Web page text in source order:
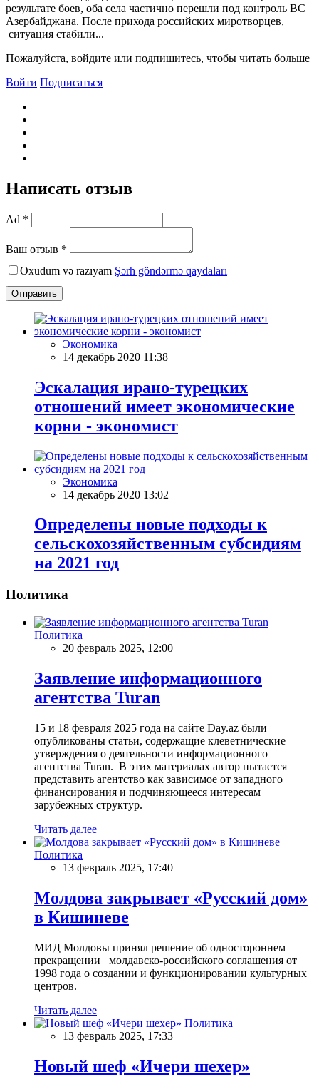
результате боев, оба села частично перешли под контроль ВС
Азербайджана. После прихода российских миротворцев,
ситуация стабили...
Пожалуйста, войдите или подпишитесь, чтобы читать больше
Войти Подписаться
Написать отзыв
Ad *
Ваш отзыв *
Oxudum və razıyam Şərh göndərmə qaydaları
Отправить
Экономика
14 декабрь 2020 11:38
Эскалация ирано-турецких
отношений имеет экономические
корни - экономист
Экономика
14 декабрь 2020 13:02
Определены новые подходы к
сельскохозяйственным субсидиям
на 2021 год
Политика
Политика
20 февраль 2025, 12:00
Заявление информационного
агентства Turan
15 и 18 февраля 2025 года на сайте Day.az были
опубликованы статьи, содержащие клеветнические
утверждения о деятельности информационного
агентства Turan. В этих материалах автор пытается
представить агентство как зависимое от западного
финансирования и подчиняющееся интересам
зарубежных структур.
Читать далее
Политика
13 февраль 2025, 17:40
Молдова закрывает «Русский дом»
в Кишиневе
МИД Молдовы принял решение об одностороннем
прекращении молдавско-российского соглашения от
1998 года о создании и функционировании культурных
центров.
Читать далее
Политика
13 февраль 2025, 17:33
Новый шеф «Ичери шехер»